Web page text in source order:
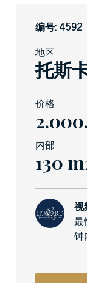
编号: 4592
地区
托斯
价格
内部
130
视
最
钟